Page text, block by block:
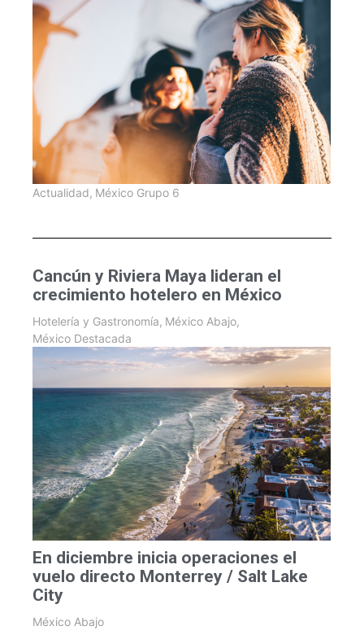
Actualidad, México Grupo 6
Cancún y Riviera Maya lideran el
crecimiento hotelero en México
Hotelería y Gastronomía, México Abajo,
México Destacada
En diciembre inicia operaciones el
vuelo directo Monterrey / Salt Lake
City
México Abajo